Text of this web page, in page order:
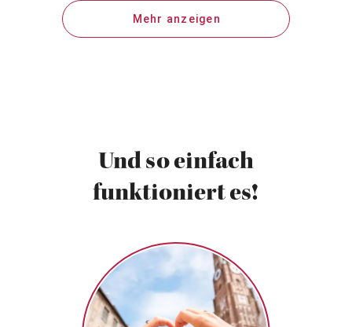
Mehr anzeigen
Und so einfach
funktioniert es!